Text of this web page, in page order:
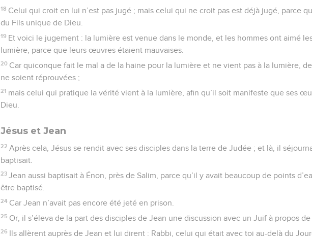
18 Celui qui croit en lui n’est pas jugé ; mais celui qui ne croit pas est déjà jugé, parce
du Fils unique de Dieu.
19 Et voici le jugement : la lumière est venue dans le monde, et les hommes ont aimé
lumière, parce que leurs œuvres étaient mauvaises.
20 Car quiconque fait le mal a de la haine pour la lumière et ne vient pas à la lumière,
ne soient réprouvées ;
21 mais celui qui pratique la vérité vient à la lumière, afin qu’il soit manifeste que ses
Dieu.
Jésus et Jean
22 Après cela, Jésus se rendit avec ses disciples dans la terre de Judée ; et là, il
baptisait.
23 Jean aussi baptisait à Énon, près de Salim, parce qu’il y avait beaucoup de points
être baptisé.
24 Car Jean n’avait pas encore été jeté en prison.
25 Or, il s’éleva de la part des disciples de Jean une discussion avec un Juif à propos de
26 Ils allèrent auprès de Jean et lui dirent : Rabbi, celui qui était avec toi au-delà du